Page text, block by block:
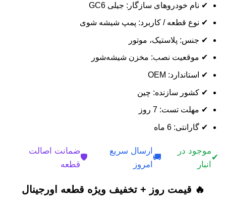
✔ نام خودروهای سازگار: جیلی GC6
✔ نوع قطعه / کاربرد: پمپ شیشه شوی
✔ جنس: پلاستیک، موتور
✔ موقعیت نصب: مخزن شیشه‌شور
✔ استاندارد: OEM
✔ کشور سازنده: چین
✔ مهلت تست: 7 روز
✔ گارانتی: 6 ماه
✔
موجود در
انبار
🚚
ارسال سریع
امروز
🛡️
ضمانت اصالت
قطعه
🔥 قیمت روز + تخفیف ویژه قطعه اورجینال